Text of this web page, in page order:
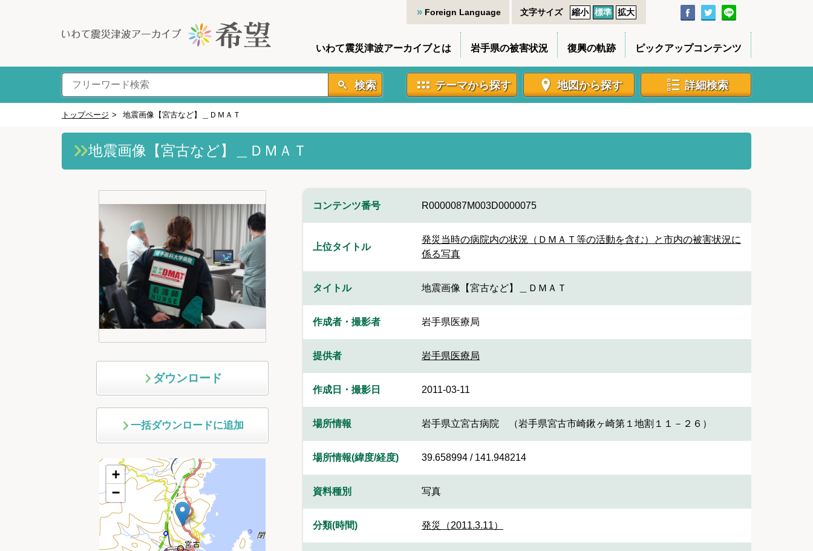
Foreign Language 文字サイズ 縮小 標準 拡大
いわて震災津波アーカイブとは 岩手県の被害状況 復興の軌跡 ピックアップコンテンツ
検索 テーマから探す 地図から探す 詳細検索
トップページ > 地震画像【宮古など】＿ＤＭＡＴ
地震画像【宮古など】＿ＤＭＡＴ
ダウンロード
一括ダウンロードに追加
+
−
コンテンツ番号 R0000087M003D0000075
上位タイトル
発災当時の病院内の状況（ＤＭＡＴ等の活動を含む）と市内の被害状況に
係る写真
タイトル 地震画像【宮古など】＿ＤＭＡＴ
作成者・撮影者 岩手県医療局
提供者 岩手県医療局
作成日・撮影日 2011-03-11
場所情報 岩手県立宮古病院 （岩手県宮古市崎鍬ヶ崎第１地割１１－２６）
場所情報(緯度/経度) 39.658994 / 141.948214
資料種別 写真
分類(時間) 発災（2011.3.11）